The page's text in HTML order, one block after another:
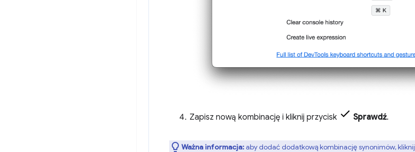
Zapisz nową kombinację i kliknij przycisk Sprawdź.
Ważna informacja:aby dodać dodatkową kombinację synonimów, kliknij